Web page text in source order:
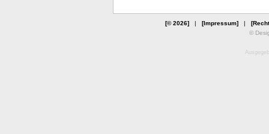
[© 2026]| [Impressum]|
©